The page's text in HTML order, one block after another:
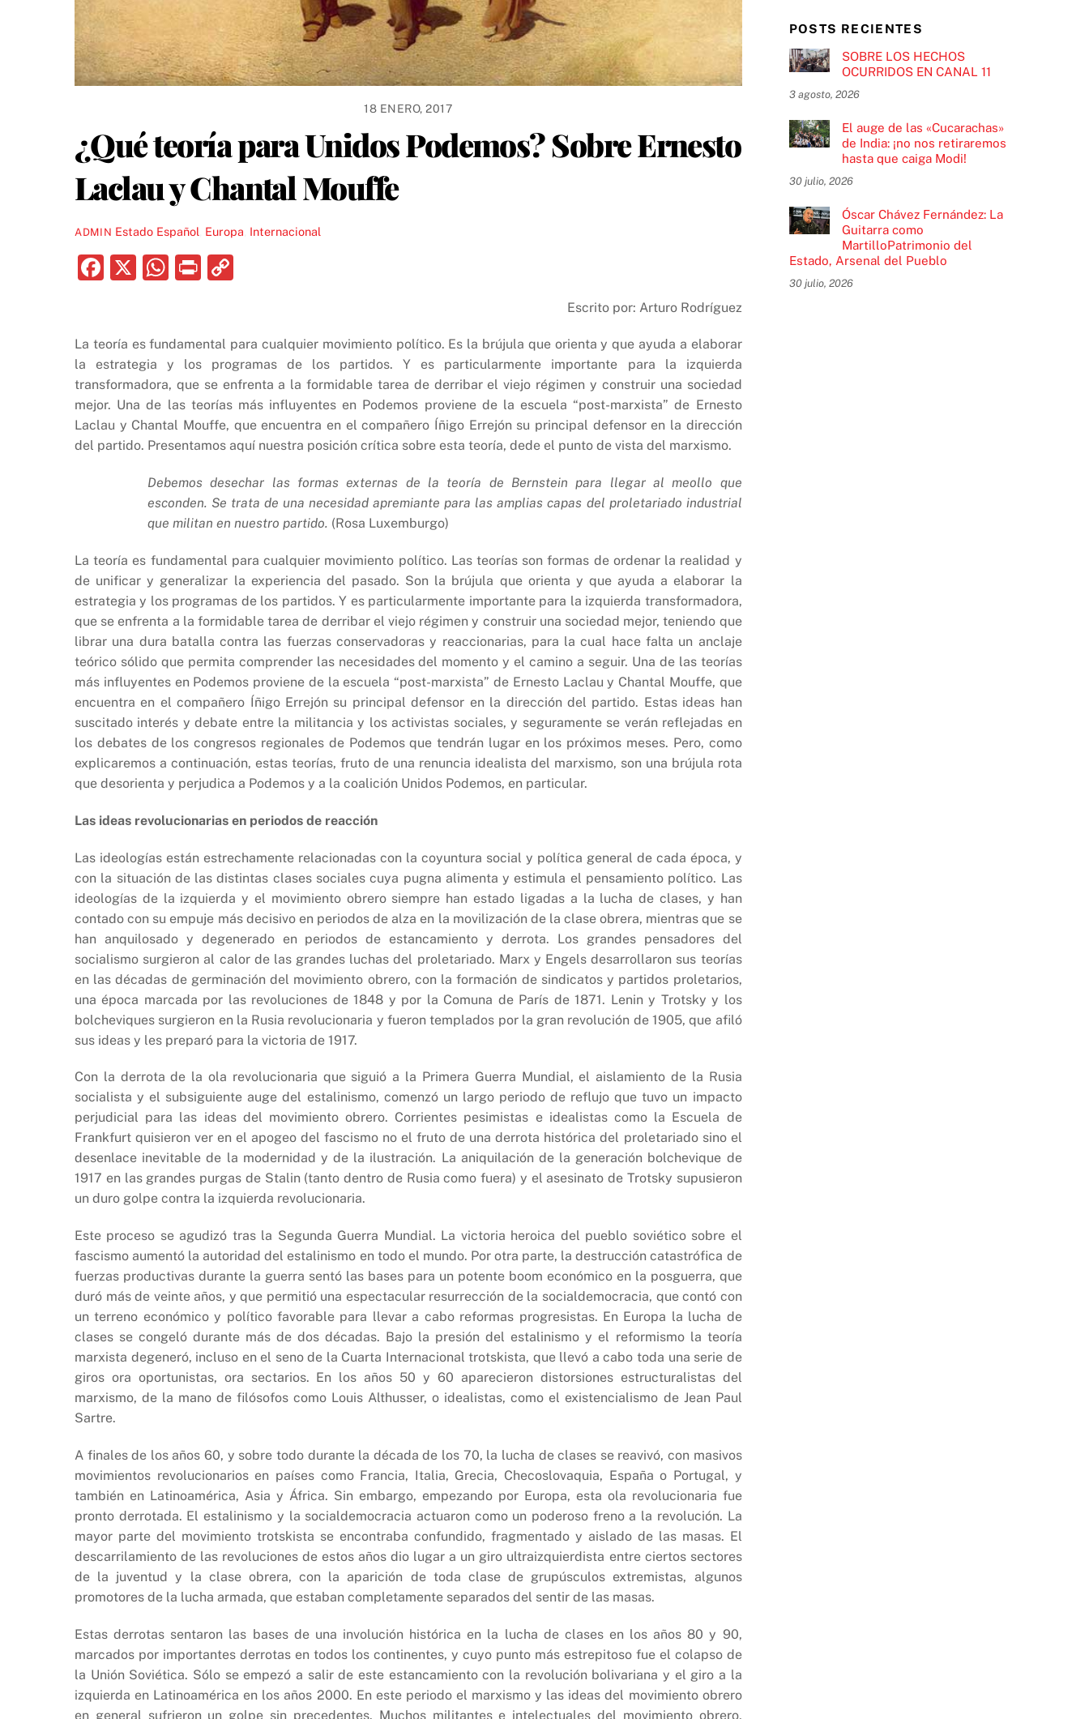
18 ENERO, 2017
¿Qué teoría para Unidos Podemos? Sobre Ernesto
Laclau y Chantal Mouffe
ADMIN Estado Español Europa Internacional
F
e
b
o
o
k
X
W
s
A
p
p
P
y
Li
n
k
Escrito por: Arturo Rodríguez
La teoría es fundamental para cualquier movimiento político. Es la brújula que orienta y que ayuda a elaborar
la estrategia y los programas de los partidos. Y es particularmente importante para la izquierda
transformadora, que se enfrenta a la formidable tarea de derribar el viejo régimen y construir una sociedad
mejor. Una de las teorías más influyentes en Podemos proviene de la escuela “post-marxista” de Ernesto
Laclau y Chantal Mouffe, que encuentra en el compañero Íñigo Errejón su principal defensor en la dirección
del partido. Presentamos aquí nuestra posición crítica sobre esta teoría, dede el punto de vista del marxismo.
Debemos desechar las formas externas de la teoría de Bernstein para llegar al meollo que
esconden. Se trata de una necesidad apremiante para las amplias capas del proletariado industrial
que militan en nuestro partido. (Rosa Luxemburgo)
La teoría es fundamental para cualquier movimiento político. Las teorías son formas de ordenar la realidad y
de unificar y generalizar la experiencia del pasado. Son la brújula que orienta y que ayuda a elaborar la
estrategia y los programas de los partidos. Y es particularmente importante para la izquierda transformadora,
que se enfrenta a la formidable tarea de derribar el viejo régimen y construir una sociedad mejor, teniendo que
librar una dura batalla contra las fuerzas conservadoras y reaccionarias, para la cual hace falta un anclaje
teórico sólido que permita comprender las necesidades del momento y el camino a seguir. Una de las teorías
más influyentes en Podemos proviene de la escuela “post-marxista” de Ernesto Laclau y Chantal Mouffe, que
encuentra en el compañero Íñigo Errejón su principal defensor en la dirección del partido. Estas ideas han
suscitado interés y debate entre la militancia y los activistas sociales, y seguramente se verán reflejadas en
los debates de los congresos regionales de Podemos que tendrán lugar en los próximos meses. Pero, como
explicaremos a continuación, estas teorías, fruto de una renuncia idealista del marxismo, son una brújula rota
que desorienta y perjudica a Podemos y a la coalición Unidos Podemos, en particular.
Las ideas revolucionarias en periodos de reacción
Las ideologías están estrechamente relacionadas con la coyuntura social y política general de cada época, y
con la situación de las distintas clases sociales cuya pugna alimenta y estimula el pensamiento político. Las
ideologías de la izquierda y el movimiento obrero siempre han estado ligadas a la lucha de clases, y han
contado con su empuje más decisivo en periodos de alza en la movilización de la clase obrera, mientras que se
han anquilosado y degenerado en periodos de estancamiento y derrota. Los grandes pensadores del
socialismo surgieron al calor de las grandes luchas del proletariado. Marx y Engels desarrollaron sus teorías
en las décadas de germinación del movimiento obrero, con la formación de sindicatos y partidos proletarios,
una época marcada por las revoluciones de 1848 y por la Comuna de París de 1871. Lenin y Trotsky y los
bolcheviques surgieron en la Rusia revolucionaria y fueron templados por la gran revolución de 1905, que afiló
sus ideas y les preparó para la victoria de 1917.
Con la derrota de la ola revolucionaria que siguió a la Primera Guerra Mundial, el aislamiento de la Rusia
socialista y el subsiguiente auge del estalinismo, comenzó un largo periodo de reflujo que tuvo un impacto
perjudicial para las ideas del movimiento obrero. Corrientes pesimistas e idealistas como la Escuela de
Frankfurt quisieron ver en el apogeo del fascismo no el fruto de una derrota histórica del proletariado sino el
desenlace inevitable de la modernidad y de la ilustración. La aniquilación de la generación bolchevique de
1917 en las grandes purgas de Stalin (tanto dentro de Rusia como fuera) y el asesinato de Trotsky supusieron
un duro golpe contra la izquierda revolucionaria.
Este proceso se agudizó tras la Segunda Guerra Mundial. La victoria heroica del pueblo soviético sobre el
fascismo aumentó la autoridad del estalinismo en todo el mundo. Por otra parte, la destrucción catastrófica de
fuerzas productivas durante la guerra sentó las bases para un potente boom económico en la posguerra, que
duró más de veinte años, y que permitió una espectacular resurrección de la socialdemocracia, que contó con
un terreno económico y político favorable para llevar a cabo reformas progresistas. En Europa la lucha de
clases se congeló durante más de dos décadas. Bajo la presión del estalinismo y el reformismo la teoría
marxista degeneró, incluso en el seno de la Cuarta Internacional trotskista, que llevó a cabo toda una serie de
giros ora oportunistas, ora sectarios. En los años 50 y 60 aparecieron distorsiones estructuralistas del
marxismo, de la mano de filósofos como Louis Althusser, o idealistas, como el existencialismo de Jean Paul
Sartre.
A finales de los años 60, y sobre todo durante la década de los 70, la lucha de clases se reavivó, con masivos
movimientos revolucionarios en países como Francia, Italia, Grecia, Checoslovaquia, España o Portugal, y
también en Latinoamérica, Asia y África. Sin embargo, empezando por Europa, esta ola revolucionaria fue
pronto derrotada. El estalinismo y la socialdemocracia actuaron como un poderoso freno a la revolución. La
mayor parte del movimiento trotskista se encontraba confundido, fragmentado y aislado de las masas. El
descarrilamiento de las revoluciones de estos años dio lugar a un giro ultraizquierdista entre ciertos sectores
de la juventud y la clase obrera, con la aparición de toda clase de grupúsculos extremistas, algunos
promotores de la lucha armada, que estaban completamente separados del sentir de las masas.
Estas derrotas sentaron las bases de una involución histórica en la lucha de clases en los años 80 y 90,
marcados por importantes derrotas en todos los continentes, y cuyo punto más estrepitoso fue el colapso de
la Unión Soviética. Sólo se empezó a salir de este estancamiento con la revolución bolivariana y el giro a la
izquierda en Latinoamérica en los años 2000. En este periodo el marxismo y las ideas del movimiento obrero
en general sufrieron un golpe sin precedentes. Muchos militantes e intelectuales del movimiento obrero,
POSTS RECIENTES
SOBRE LOS HECHOS
OCURRIDOS EN CANAL 11
3 agosto, 2026
El auge de las «Cucarachas»
de India: ¡no nos retiraremos
hasta que caiga Modi!
30 julio, 2026
Óscar Chávez Fernández: La
Guitarra como
MartilloPatrimonio del
Estado, Arsenal del Pueblo
30 julio, 2026